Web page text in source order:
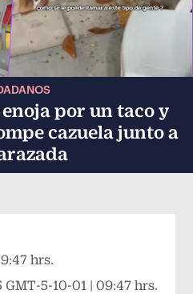
por un taco y
cazuela junto a
mediante Email
mediante Facebook
actual mediante Twitter
artículo actual mediante
hrs.
GMT-5-10-01 | 09:47 hrs.